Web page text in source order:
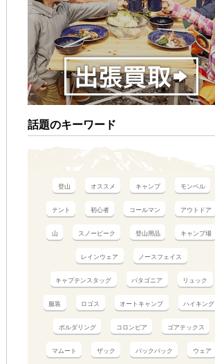
話題のキーワード
登山 オススメ キャンプ モンベル
テント 初心者 コールマン アウトドア
山 スノーピーク 登山用品 キャンプ場
レインウェア ノースフェイス
キャプテンスタッグ パタゴニア リュック
服装 ロゴス オートキャンプ ハイキング
ボルダリング コロンビア ゴアテックス
マムート ザック バックパック ウェア